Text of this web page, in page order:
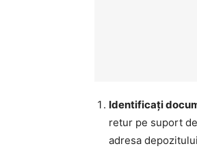
Identificați
retur pe suport
adresa